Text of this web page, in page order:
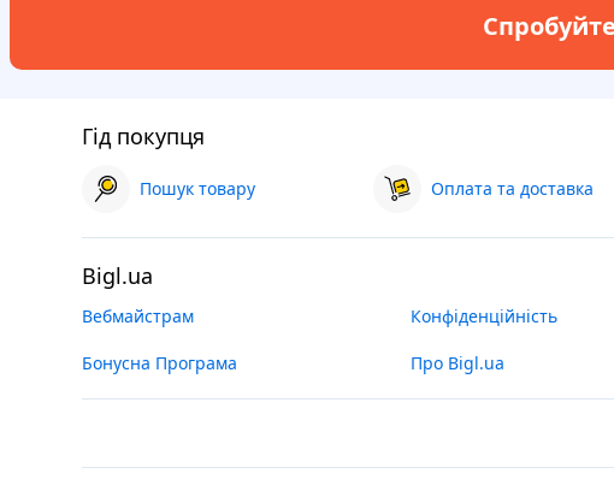
Гід покупця
Пошук товару Оплата та доставка
Bigl.ua
Вебмайстрам Конфіденційність
Бонусна Програма Про Bigl.ua